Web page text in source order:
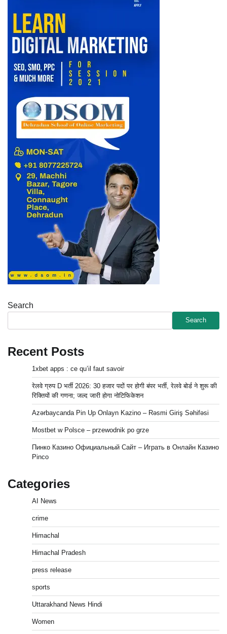
Search
Search
Recent Posts
1xbet apps : ce qu’il faut savoir
रेलवे ग्रुप D भर्ती 2026: 30 हजार पदों पर होगी बंपर भर्ती, रेलवे बोर्ड ने शुरू की
रिक्तियों की गणना; जल्द जारी होगा नोटिफिकेशन
Azərbaycanda Pin Up Onlayn Kazino – Rəsmi Giriş Səhifəsi
Mostbet w Polsce – przewodnik po grze
Пинко Казино Официальный Сайт – Играть в Онлайн Казино
Pinco
Categories
AI News
crime
Himachal
Himachal Pradesh
press release
sports
Uttarakhand News Hindi
Women